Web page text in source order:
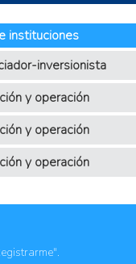
instituciones
inversionista
y operación
y operación
y operación